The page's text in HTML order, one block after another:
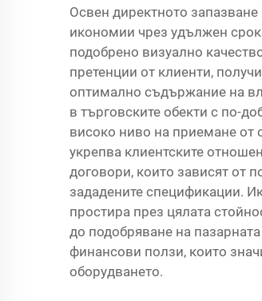
Освен директното
икономии чрез удължен
подобрено визуално
претенции от клиенти,
оптимално съдържание на
в търговските обекти с по-
високо ниво на приемане от
укрепва клиентските
договори, които зависят от
зададените спецификации.
простира през цялата
до подобряване на
финансови ползи, които
оборудването.